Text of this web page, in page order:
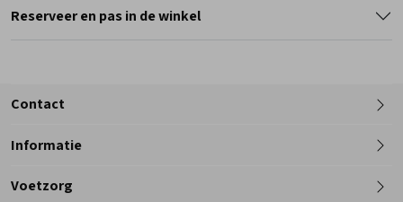
Reserveer en pas in de winkel
Contact
Telefoon
Informatie
Voetzorg